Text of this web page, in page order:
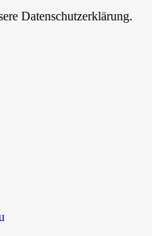
Datenschutzerklärung.